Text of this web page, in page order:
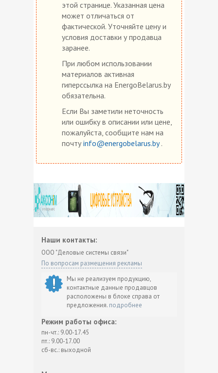
этой странице. Указанная цена
может отличаться от
фактической. Уточняйте цену и
условия доставки у продавца
заранее.
При любом использовании
материалов активная
гиперссылка на EnergoBelarus.by
обязательна.
Если Вы заметили неточность
или ошибку в описании или цене,
пожалуйста, сообщите нам на
почту info@energobelarus.by.
Наши контакты:
ООО "Деловые системы связи"
По вопросам размещения рекламы
Мы не реализуем продукцию,
контактные данные продавцов
расположены в блоке справа от
предложения. подробнее
Режим работы офиса:
пн-чт.: 9.00-17.45
пт.: 9.00-17.00
сб-вс.: выходной